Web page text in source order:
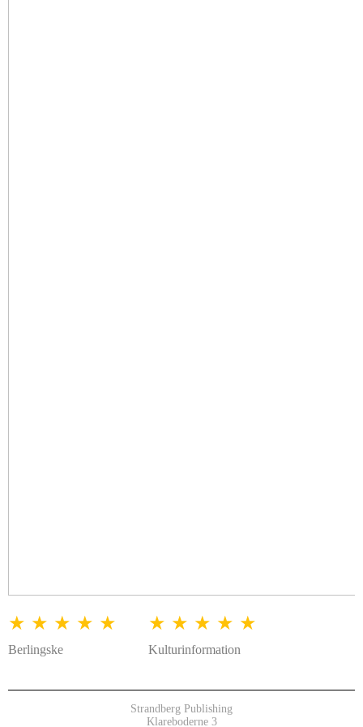
★ ★ ★ ★ ★
Berlingske
★ ★ ★ ★ ★
Kulturinformation
Strandberg Publishing
Klareboderne 3